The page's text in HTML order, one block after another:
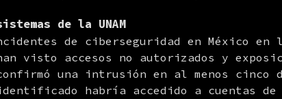
de la UNAM
de ciberseguridad en México en
visto accesos no autorizados y
una intrusión en al menos cinco
habría accedido a cuentas